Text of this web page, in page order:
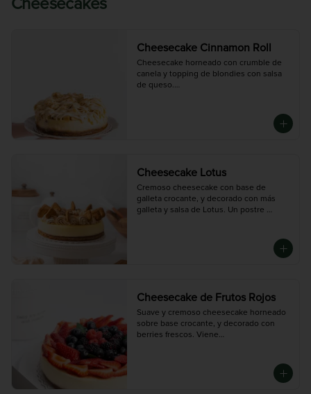
Cheesecake Cinnamon Roll
Cheesecake horneado con crumble de
canela y topping de blondies con salsa
de queso.
porciones),  Grande (14-16 porciones)
Cheesecake Lotus
Cremoso cheesecake con base de
galleta crocante, y decorado con más
galleta y salsa de Lotus. Un postre
Chico (6-8 porciones), Mediana (10-12
Cheesecake de Frutos Rojos
Suave y cremoso cheesecake horneado
sobre base crocante, y decorado con
berries frescos. Viene
Chico (6-8 porciones), Mediana (10-12